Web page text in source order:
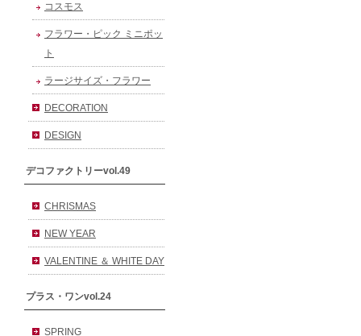
コスモス
フラワー・ピック ミニポッ
ト
ラージサイズ・フラワー
DECORATION
DESIGN
デコファクトリーvol.49
CHRISMAS
NEW YEAR
VALENTINE ＆ WHITE DAY
プラス・ワンvol.24
SPRING